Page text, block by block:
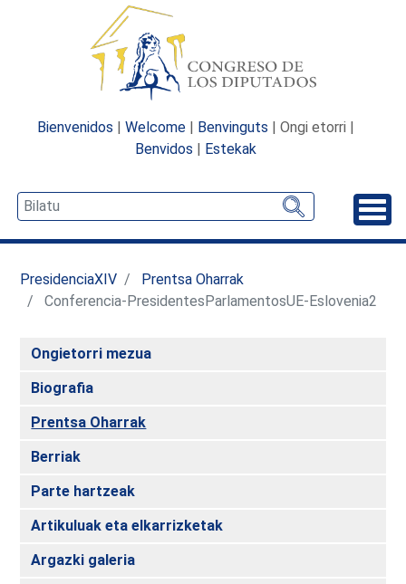
Bienvenidos | Welcome | Benvinguts | Ongi etorri |
Benvidos | Estekak
PresidenciaXIV
Prentsa Oharrak
Conferencia-PresidentesParlamentosUE-Eslovenia2
Ongietorri mezua
Biografia
Prentsa Oharrak
Berriak
Parte hartzeak
Artikuluak eta elkarrizketak
Argazki galeria